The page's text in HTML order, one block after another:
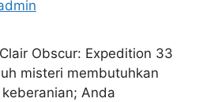
Obscur: Expedition 33
misteri membutuhkan
Anda